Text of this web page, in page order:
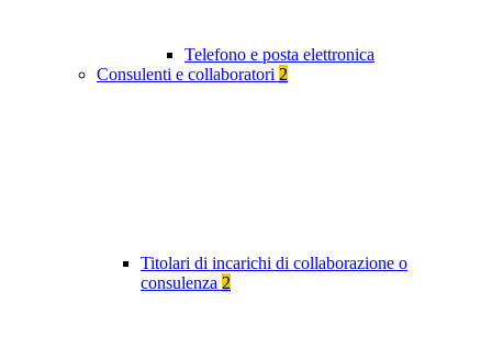
Telefono e posta elettronica
Consulenti e collaboratori 2
Titolari di incarichi di collaborazione o
consulenza 2